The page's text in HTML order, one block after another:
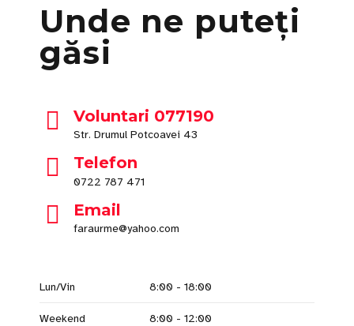
Unde ne puteți
găsi
Voluntari 077190
Str. Drumul Potcoavei 43
Telefon
0722 787 471
Email
faraurme@yahoo.com
Lun/Vin 8:00 - 18:00
Weekend 8:00 - 12:00